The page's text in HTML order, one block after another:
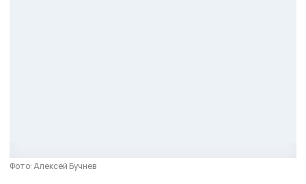
Фото: Алексей Бучнев